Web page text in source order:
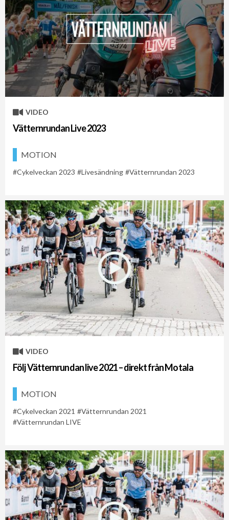
VIDEO
Vätternrundan Live 2023
MOTION
Cykelveckan 2023 Livesändning Vätternrundan 2023
VIDEO
Följ Vätternrundan live 2021 – direkt från Motala
MOTION
Cykelveckan 2021
Vätternrundan 2021
Vätternrundan LIVE